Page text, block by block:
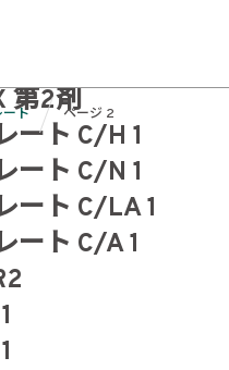
第1剤
第2剤
ート C/H 1
ート C/N 1
ート C/LA 1
ート C/A 1
ト ページ 2